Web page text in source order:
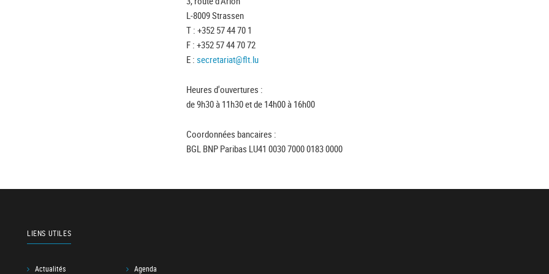
L-8009 Strassen
T : +352 57 44 70 1
F : +352 57 44 70 72
E : secretariat@flt.lu
Heures d'ouvertures :
de 9h30 à 11h30 et de 14h00 à 16h00
Coordonnées bancaires :
BGL BNP Paribas LU41 0030 7000 0183 0000
LIENS UTILES
Actualités Agenda